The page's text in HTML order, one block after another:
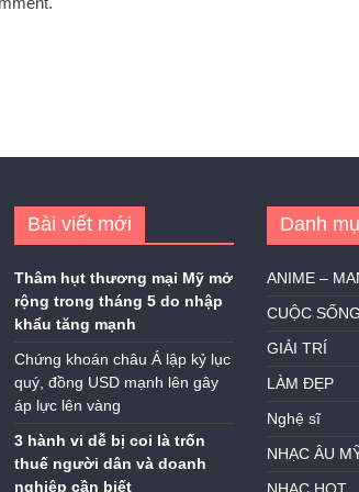
Bài viết mới
Thâm hụt thương mại Mỹ mở
rộng trong tháng 5 do nhập
khẩu tăng mạnh
Chứng khoán châu Á lập kỷ lục
quý, đồng USD mạnh lên gây
áp lực lên vàng
3 hành vi dễ bị coi là trốn
thuế người dân và doanh
nghiệp cần biết
Danh
ANIME –
CUỘC SỐNG
GIẢI TRÍ
LÀM ĐẸP
Nghệ sĩ
NHẠC ÂU